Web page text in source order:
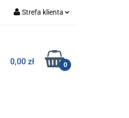
Strefa klienta
Zarejestruj się
Dodaj zgłoszenie
0,00 zł 0